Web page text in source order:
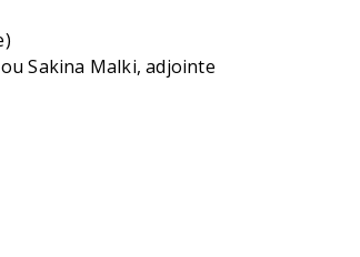
ou Sakina Malki, adjointe